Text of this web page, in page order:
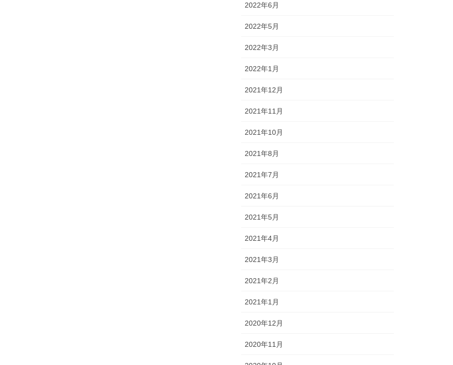
2022年6月
2022年5月
2022年3月
2022年1月
2021年12月
2021年11月
2021年10月
2021年8月
2021年7月
2021年6月
2021年5月
2021年4月
2021年3月
2021年2月
2021年1月
2020年12月
2020年11月